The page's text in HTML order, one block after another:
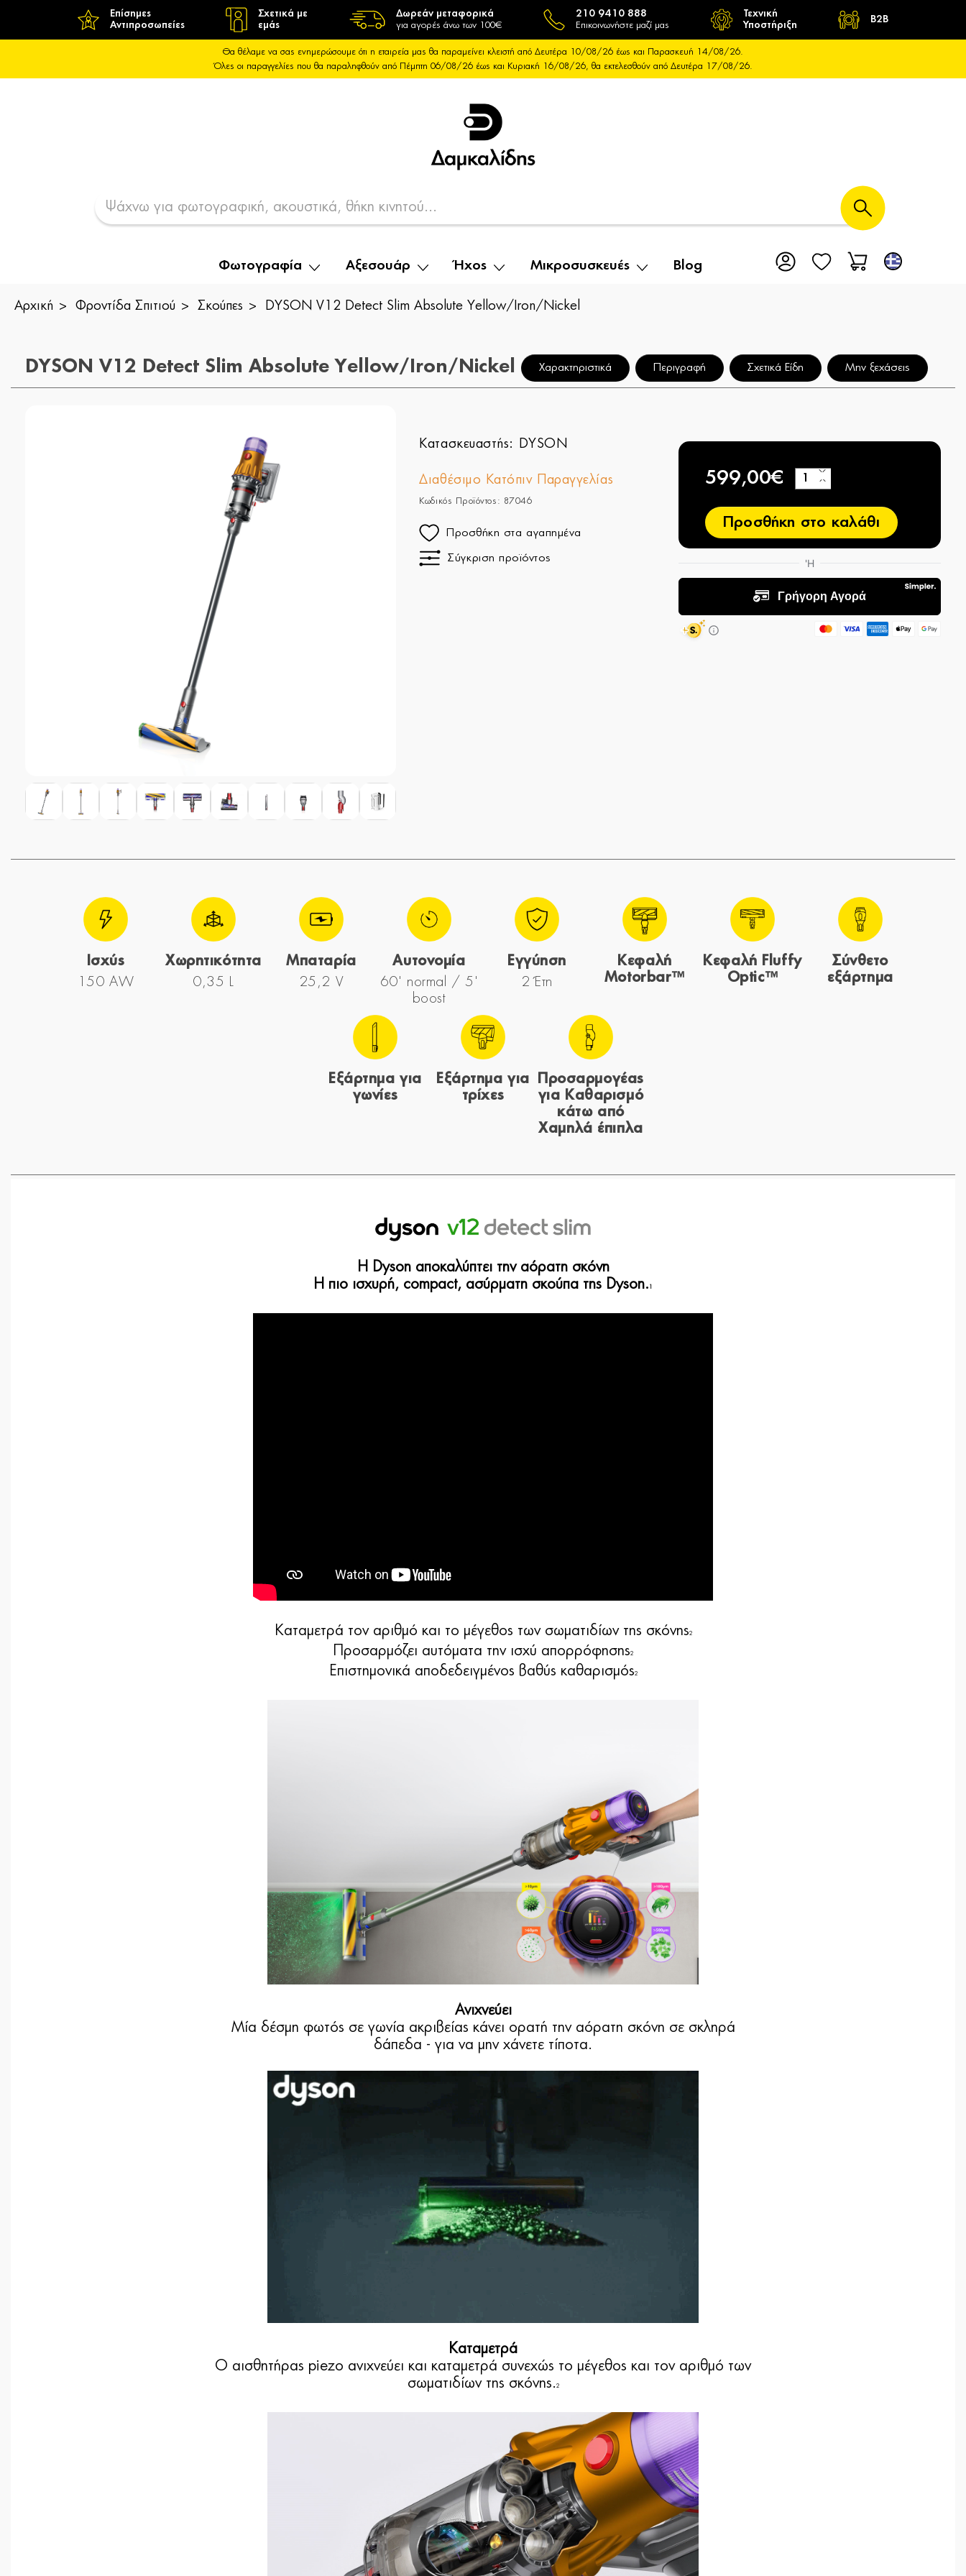
Επίσημες
Αντιπροσωπείες
Σχετικά με
εμάς
Δωρεάν μεταφορικά
για αγορές άνω των 100€
210 9410 888
Επικοινωνήστε μαζί μας
Τεχνική
Υποστήριξη
B2B
Θα θέλαμε να σας ενημερώσουμε ότι η εταιρεία μας θα παραμείνει κλειστή από Δευτέρα 10/08/26 έως και Παρασκευή 14/08/26.
Όλες οι παραγγελίες που θα παραληφθούν από Πέμπτη 06/08/26 έως και Κυριακή 16/08/26, θα εκτελεσθούν από Δευτέρα 17/08/26.
Φωτογραφία Αξεσουάρ Ήχος Μικροσυσκευές Blog
Αρχική Φροντίδα Σπιτιού Σκούπες DYSON V12 Detect Slim Absolute Yellow/Iron/Nickel
DYSON V12 Detect Slim Absolute Yellow/Iron/Nickel Χαρακτηριστικά Περιγραφή Σχετικά Είδη Μην ξεχάσεις
Κατασκευαστής: DYSON
Διαθέσιμο Κατόπιν Παραγγελίας
Κωδικός Προϊόντος: 87046
Προσθήκη στα αγαπημένα
Σύγκριση προϊόντος
599,00€ −
+
Προσθήκη στο καλάθι
Ισχύς
150 AW
Χωρητικότητα
0,35 L
Μπαταρία
25,2 V
Αυτονομία
60' normal / 5'
boost
Εγγύηση
2 Έτη
Κεφαλή
Motorbar™
Κεφαλή Fluffy
Optic™
Σύνθετο
εξάρτημα
Εξάρτημα για
γωνίες
Εξάρτημα για
τρίχες
Προσαρμογέας
για Καθαρισμό
κάτω από
Χαμηλά έπιπλα
Η Dyson αποκαλύπτει την αόρατη σκόνη
Η πιο ισχυρή, compact, ασύρματη σκούπα της Dyson.
Καταμετρά τον αριθμό και το μέγεθος των σωματιδίων της σκόνης2
Προσαρμόζει αυτόματα την ισχύ απορρόφησης2
Επιστημονικά αποδεδειγμένος βαθύς καθαρισμός2
Ανιχνεύει
Μία δέσμη φωτός σε γωνία ακριβείας κάνει ορατή την αόρατη σκόνη σε σκληρά
δάπεδα - για να μην χάνετε τίποτα.
Καταμετρά
Ο αισθητήρας piezo ανιχνεύει και καταμετρά συνεχώς το μέγεθος και τον αριθμό των
σωματιδίων της σκόνης. 2